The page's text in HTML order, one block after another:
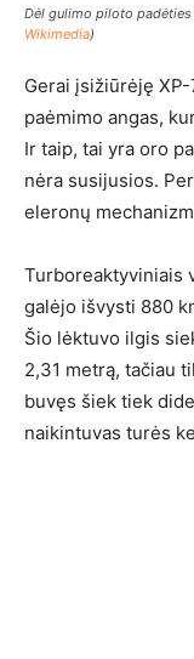
Dėl gulimo piloto
Wikimedia)
Gerai įsižiūrėję
paėmimo angas,
Ir taip, tai yra oro
nėra susijusios.
eleronų
Turboreaktyviniais
galėjo išvysti 880
Šio lėktuvo ilgis
2,31 metrą, tačiau
buvęs šiek tiek
naikintuvas turės